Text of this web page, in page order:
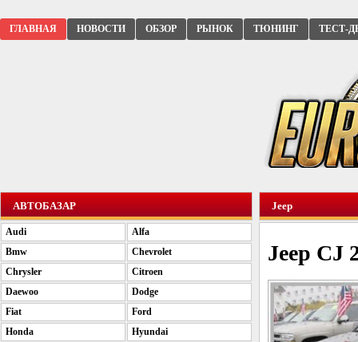
ГЛАВНАЯ НОВОСТИ ОБЗОР РЫНОК ТЮНИНГ ТЕСТ-
Jeep
Jeep CJ
АВТОБАЗАР
Audi
Alfa
Bmw
Chevrolet
Chrysler
Citroen
Daewoo
Dodge
Fiat
Ford
Honda
Hyundai